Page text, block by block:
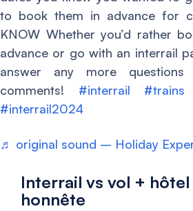
to book them in advance for
KNOW Whether you’d rather
advance or go with an interrail
answer any more
comments! #interrail #trains
#interrail2024
♬ original sound – Holiday
Interrail vs vol +
honnête